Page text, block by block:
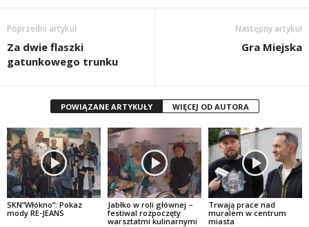
Poprzedni artykuł
Za dwie flaszki
gatunkowego trunku
Następny artykuł
Gra Miejska
POWIĄZANE ARTYKUŁY WIĘCEJ OD AUTORA
SKN”Włókno”: Pokaz
mody RE-JEANS
Jabłko w roli głównej –
festiwal rozpoczęty
warsztatmi kulinarnymi
Trwają prace nad
muralem w centrum
miasta